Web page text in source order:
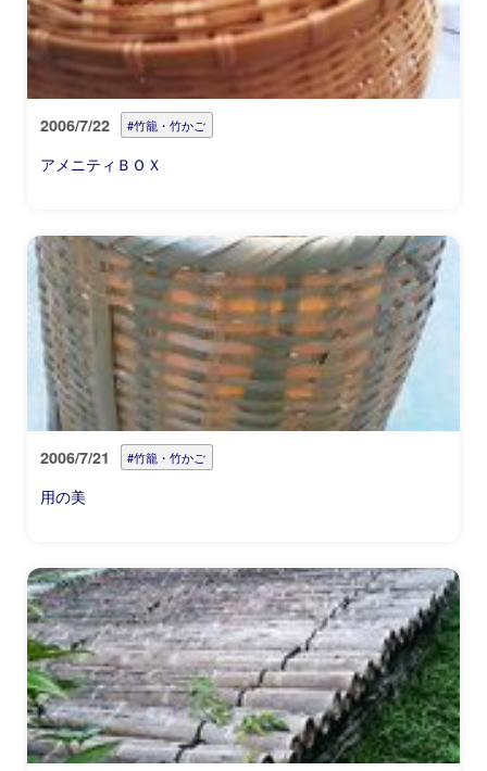
2006/7/22 #竹籠・竹かご
アメニティＢＯＸ
2006/7/21 #竹籠・竹かご
用の美